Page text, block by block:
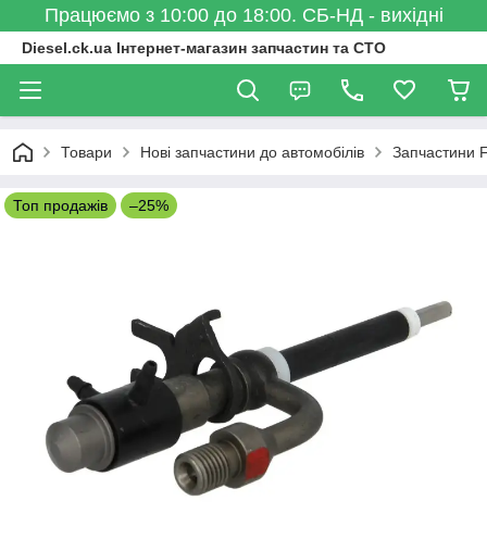
Працюємо з 10:00 до 18:00. СБ-НД - вихідні
Diesel.ck.ua Інтернет-магазин запчастин та СТО
Товари Нові запчастини до автомобілів Запчастини
Топ продажів –25%